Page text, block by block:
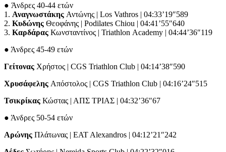
● Άνδρες 40-44 ετών
1. Αναγνωστάκης Αντώνης | Los Vathros | 04:33’19″589
2. Κυδώνης Θεοφάνης | Podilates Chiou | 04:41’55″640
3. Καρδάρας Κωνσταντίνος | Triathlon Academy | 04:44’36″119
● Άνδρες 45-49 ετών
Γείτονας Χρήστος | CGS Triathlon Club | 04:14’38″590
Χρυσάφελης Απόστολος | CGS Triathlon Club | 04:16’24″515
Τσικρίκας Κώστας | ΑΠΣ ΤΡΙΑΣ | 04:32’36″67
● Άνδρες 50-54 ετών
Αρώνης Πλάτωνας | EAT Alexandros | 04:12’21″242